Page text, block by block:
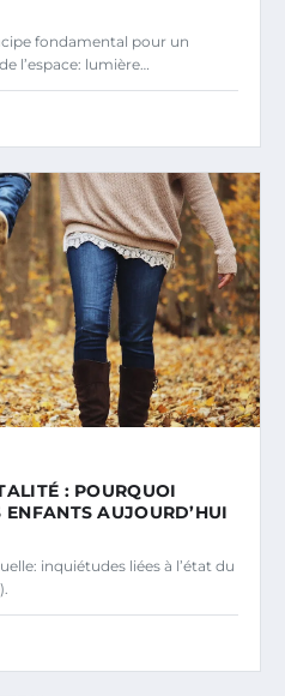
fondamental pour un
l’espace: lumière…
: POURQUOI
ENFANTS AUJOURD’HUI
inquiétudes liées à l’état du